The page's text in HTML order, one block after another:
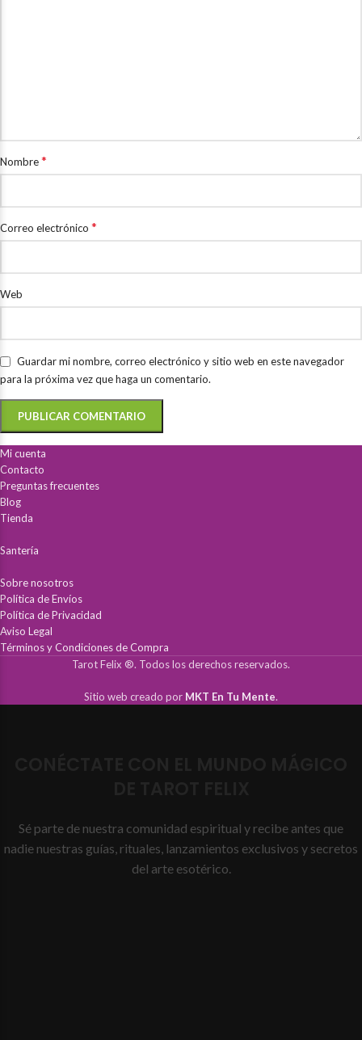
Nombre*
Correo electrónico *
Web
Guardar mi nombre, correo electrónico y sitio web en este navegador
para la próxima vez que haga un comentario.
Mi cuenta
Contacto
Preguntas frecuentes
Blog
Tienda
Santería
Sobre nosotros
Política de Envíos
Política de Privacidad
Aviso Legal
Términos y Condiciones de Compra
Tarot Felix ®. Todos los derechos reservados.
Sitio web creado por MKT En Tu Mente.
Sé parte de nuestra comunidad espiritual y recibe antes que
nadie nuestras guías, rituales, lanzamientos exclusivos y secretos
del arte esotérico.